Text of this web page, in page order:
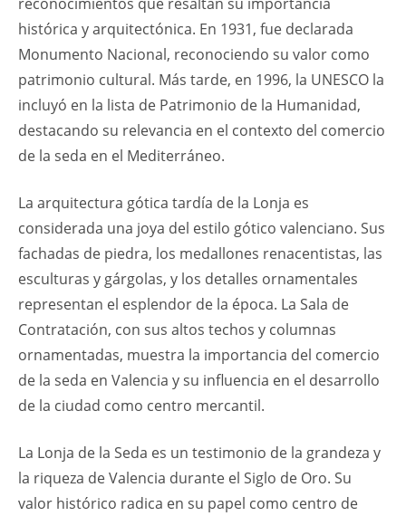
histórica y arquitectónica. En 1931, fue declarada
Monumento Nacional, reconociendo su valor como
patrimonio cultural. Más tarde, en 1996, la UNESCO la
incluyó en la lista de Patrimonio de la Humanidad,
destacando su relevancia en el contexto del comercio
de la seda en el Mediterráneo.
La arquitectura gótica tardía de la Lonja es
considerada una joya del estilo gótico valenciano. Sus
fachadas de piedra, los medallones renacentistas, las
esculturas y gárgolas, y los detalles ornamentales
representan el esplendor de la época. La Sala de
Contratación, con sus altos techos y columnas
ornamentadas, muestra la importancia del comercio
de la seda en Valencia y su influencia en el desarrollo
de la ciudad como centro mercantil.
La Lonja de la Seda es un testimonio de la grandeza y
la riqueza de Valencia durante el Siglo de Oro. Su
valor histórico radica en su papel como centro de